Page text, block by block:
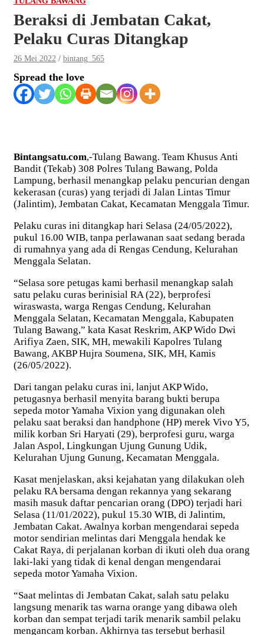
Beraksi di Jembatan Cakat,
Pelaku Curas Ditangkap
26 Mei 2022 bintang_565
Spread the love
Bintangsatu.com,-Tulang Bawang. Team Khusus Anti
Bandit (Tekab) 308 Polres Tulang Bawang, Polda
Lampung, berhasil menangkap pelaku pencurian dengan
kekerasan (curas) yang terjadi di Jalan Lintas Timur
(Jalintim), Jembatan Cakat, Kecamatan Menggala Timur.
Pelaku curas ini ditangkap hari Selasa (24/05/2022),
pukul 16.00 WIB, tanpa perlawanan saat sedang berada
di rumahnya yang ada di Rengas Cendung, Kelurahan
Menggala Selatan.
“Selasa sore petugas kami berhasil menangkap salah
satu pelaku curas berinisial RA (22), berprofesi
wiraswasta, warga Rengas Cendung, Kelurahan
Menggala Selatan, Kecamatan Menggala, Kabupaten
Tulang Bawang,” kata Kasat Reskrim, AKP Wido Dwi
Arifiya Zaen, SIK, MH, mewakili Kapolres Tulang
Bawang, AKBP Hujra Soumena, SIK, MH, Kamis
(26/05/2022).
Dari tangan pelaku curas ini, lanjut AKP Wido,
petugasnya berhasil menyita barang bukti berupa
sepeda motor Yamaha Vixion yang digunakan oleh
pelaku saat beraksi dan handphone (HP) merek Vivo Y5,
milik korban Sri Haryati (29), berprofesi guru, warga
Jalan Aspol, Lingkungan Ujung Gunung Udik,
Kelurahan Ujung Gunung, Kecamatan Menggala.
Kasat menjelaskan, aksi kejahatan yang dilakukan oleh
pelaku RA bersama dengan rekannya yang sekarang
masih masuk daftar pencarian orang (DPO) terjadi hari
Selasa (11/01/2022), pukul 15.30 WIB, di Jalintim,
Jembatan Cakat. Awalnya korban mengendarai sepeda
motor sendirian melintas dari Menggala hendak ke
Cakat Raya, di perjalanan korban di ikuti oleh dua orang
laki-laki yang tidak di kenal dengan mengendarai
sepeda motor Yamaha Vixion.
“Saat melintas di Jembatan Cakat, salah satu pelaku
langsung menarik tas warna orange yang dibawa oleh
korban dan sempat terjadi tarik menarik sambil pelaku
mengancam korban. Akhirnya tas tersebut berhasil